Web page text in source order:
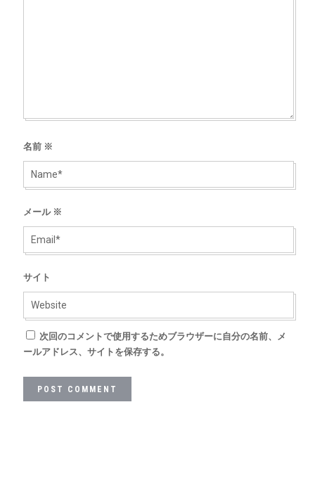
名前 ※
メール ※
サイト
次回のコメントで使用するためブラウザーに自分の名前、メ
ールアドレス、サイトを保存する。